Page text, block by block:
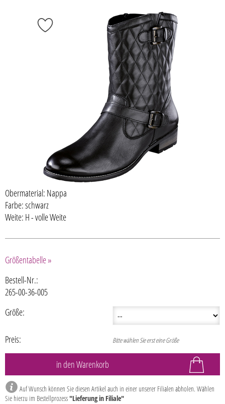
Obermaterial: Nappa
Farbe: schwarz
Weite: H - volle Weite
Größentabelle »
Bestell-Nr.:
265-00-36-005
Größe:
Preis: Bitte wählen Sie erst eine Größe
Auf Wunsch können Sie diesen Artikel auch in einer unserer Filialen abholen. Wählen
Sie hierzu im Bestellprozess"Lieferung in Filiale"